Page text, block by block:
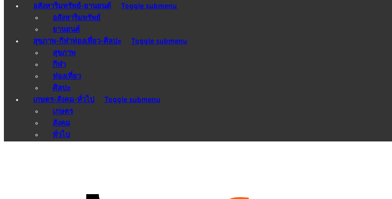
อสังหาริมทรัพย์-ยานยนต์
Toggle submenu
อสังหาริมทรัพย์
ยานยนต์
สุขภาพ-กีฬาท่องเที่ยว-ศิลปะ
Toggle submenu
สุขภาพ
กีฬา
ท่องเที่ยว
ศิลปะ
เกษตร-สังคม-ทั่วไป
Toggle submenu
เกษตร
สังคม
ทั่วไป